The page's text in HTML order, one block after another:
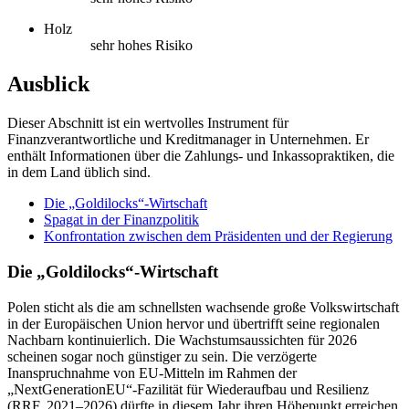
Holz
sehr hohes Risiko
Ausblick
Dieser Abschnitt ist ein wertvolles Instrument für
Finanzverantwortliche und Kreditmanager in Unternehmen. Er
enthält Informationen über die Zahlungs- und Inkassopraktiken, die
in dem Land üblich sind.
Die „Goldilocks“-Wirtschaft
Spagat in der Finanzpolitik
Konfrontation zwischen dem Präsidenten und der Regierung
Die „Goldilocks“-Wirtschaft
Polen sticht als die am schnellsten wachsende große Volkswirtschaft
in der Europäischen Union hervor und übertrifft seine regionalen
Nachbarn kontinuierlich. Die Wachstumsaussichten für 2026
scheinen sogar noch günstiger zu sein. Die verzögerte
Inanspruchnahme von EU-Mitteln im Rahmen der
„NextGenerationEU“-Fazilität für Wiederaufbau und Resilienz
(RRF, 2021–2026) dürfte in diesem Jahr ihren Höhepunkt erreichen.